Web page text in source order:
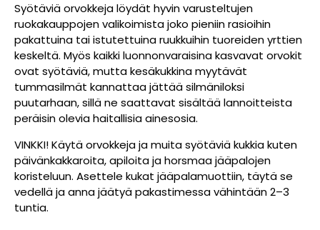
Syötäviä orvokkeja löydät hyvin varusteltujen
ruokakauppojen valikoimista joko pieniin rasioihin
pakattuina tai istutettuina ruukkuihin tuoreiden yrttien
keskeltä. Myös kaikki luonnonvaraisina kasvavat orvokit
ovat syötäviä, mutta kesäkukkina myytävät
tummasilmät kannattaa jättää silmäniloksi
puutarhaan, sillä ne saattavat sisältää lannoitteista
peräisin olevia haitallisia ainesosia.
VINKKI! Käytä orvokkeja ja muita syötäviä kukkia kuten
päivänkakkaroita, apiloita ja horsmaa jääpalojen
koristeluun. Asettele kukat jääpalamuottiin, täytä se
vedellä ja anna jäätyä pakastimessa vähintään 2–3
tuntia.